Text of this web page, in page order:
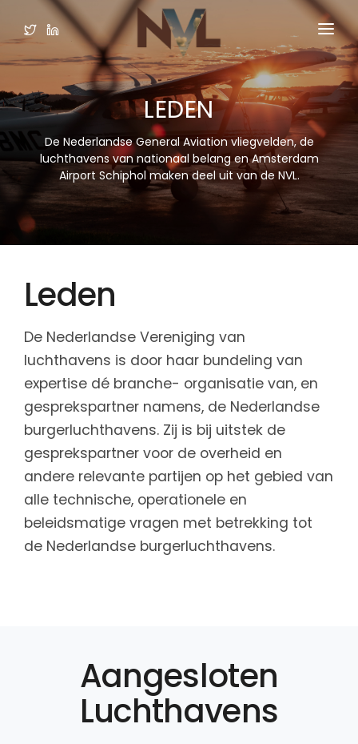
HOME
ORGANISATIE
LEDEN
VAKGROEPEN
PUBLICATIES
MEDIA
LOGIN LEDEN
LEDEN
De Nederlandse General Aviation vliegvelden, de
luchthavens van nationaal belang en Amsterdam
Airport Schiphol maken deel uit van de NVL.
Leden
De Nederlandse Vereniging van
luchthavens is door haar bundeling van
expertise dé branche- organisatie van, en
gesprekspartner namens, de Nederlandse
burgerluchthavens. Zij is bij uitstek de
gesprekspartner voor de overheid en
andere relevante partijen op het gebied van
alle technische, operationele en
beleidsmatige vragen met betrekking tot
de Nederlandse burgerluchthavens.
Aangesloten
Luchthavens